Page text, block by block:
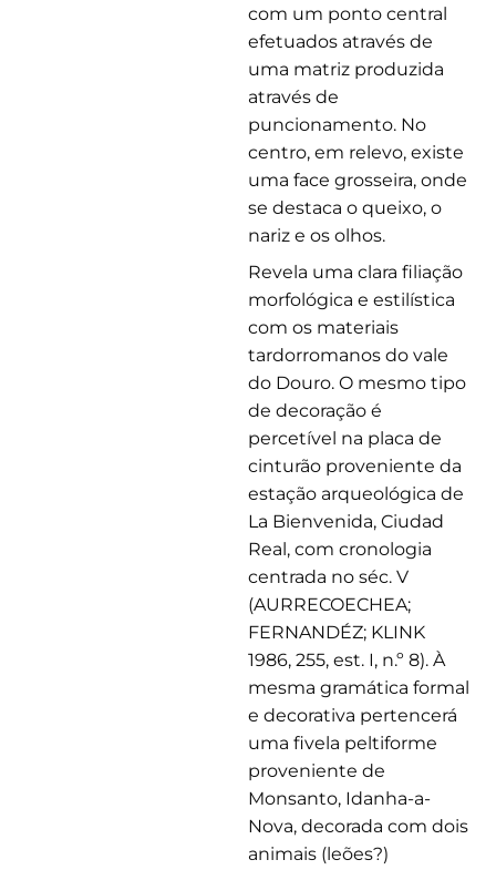
com um ponto central
efetuados através de
uma matriz produzida
através de
puncionamento. No
centro, em relevo, existe
uma face grosseira, onde
se destaca o queixo, o
nariz e os olhos.
Revela uma clara filiação
morfológica e estilística
com os materiais
tardorromanos do vale
do Douro. O mesmo tipo
de decoração é
percetível na placa de
cinturão proveniente da
estação arqueológica de
La Bienvenida, Ciudad
Real, com cronologia
centrada no séc. V
(AURRECOECHEA;
FERNANDÉZ; KLINK
1986, 255, est. I, n.º 8). À
mesma gramática formal
e decorativa pertencerá
uma fivela peltiforme
proveniente de
Monsanto, Idanha-a-
Nova, decorada com dois
animais (leões?)